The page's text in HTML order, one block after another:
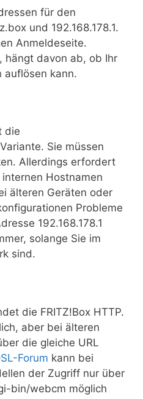
für den
und 192.168.178.1.
Anmeldeseite.
hängt davon ab, ob Ihr
auflösen kann.
die
Sie müssen
Allerdings erfordert
Hostnamen
älteren Geräten oder
Probleme
192.168.178.1
solange Sie im
sind.
die FRITZ!Box HTTP.
aber bei älteren
die gleiche URL
Forum kann bei
der Zugriff nur über
bin/webcm möglich